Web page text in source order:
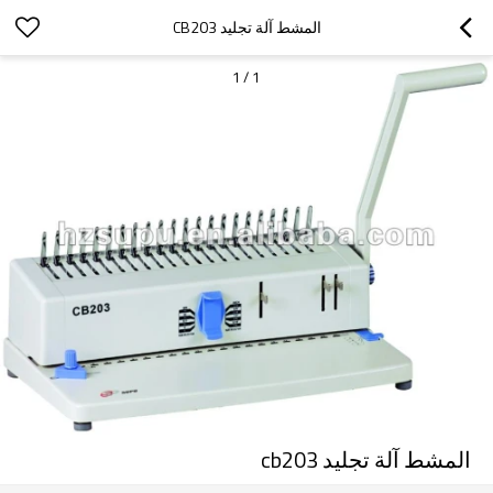
المشط آلة تجليد CB203
1
/
1
المشط آلة تجليد cb203